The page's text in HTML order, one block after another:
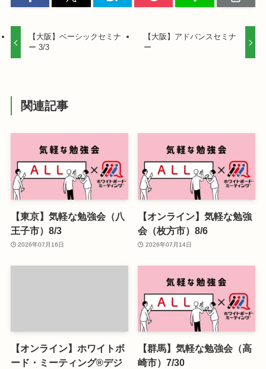
【大阪】ベーシックセミナ
ー 3/3
【大阪】アドバンスセミナ
ー
関連記事
【東京】気軽な勉強会（八
王子市）8/3
2026年07月16日
【オンライン】気軽な勉強
会（枚方市）8/6
2026年07月14日
【オンライン】ホワイトボ
ード・ミーティング®デジ
【群馬】気軽な勉強会（高
崎市）7/30